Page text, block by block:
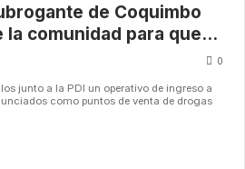
de Coquimbo
la comunidad para que
de venta de drogas
0
junto a la PDI un operativo de ingreso a
como puntos de venta de drogas